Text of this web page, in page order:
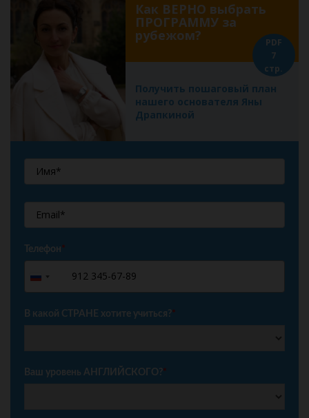
Как ВЕРНО выбрать
ПРОГРАММУ за
рубежом?
Получить пошаговый план
нашего основателя Яны
Драпкиной
PDF
7
стр.
Телефон*
Russia
+7
В какой СТРАНЕ хотите учиться?*
Ваш уровень АНГЛИЙСКОГО?*